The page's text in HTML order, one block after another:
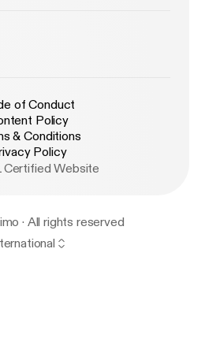
of Conduct
Policy
& Conditions
Policy
Certified Website
· All rights reserved